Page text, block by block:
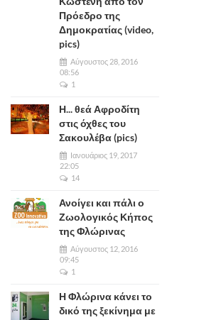
Πρόεδρο της
Δημοκρατίας (video,
pics)
Αύγουστος 28, 2016
08:56
1
Η... θεά Αφροδίτη
στις όχθες του
Σακουλέβα (pics)
Ιανουάριος 19, 2017
22:05
14
Ανοίγει και πάλι ο
Ζωολογικός Κήπος
της Φλώρινας
Αύγουστος 12, 2016
09:45
1
Η Φλώρινα κάνει το
δικό της ξεκίνημα με